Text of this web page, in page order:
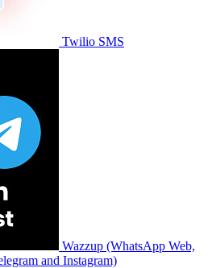
Twilio SMS
Wazzup (WhatsApp Web,
and Instagram)